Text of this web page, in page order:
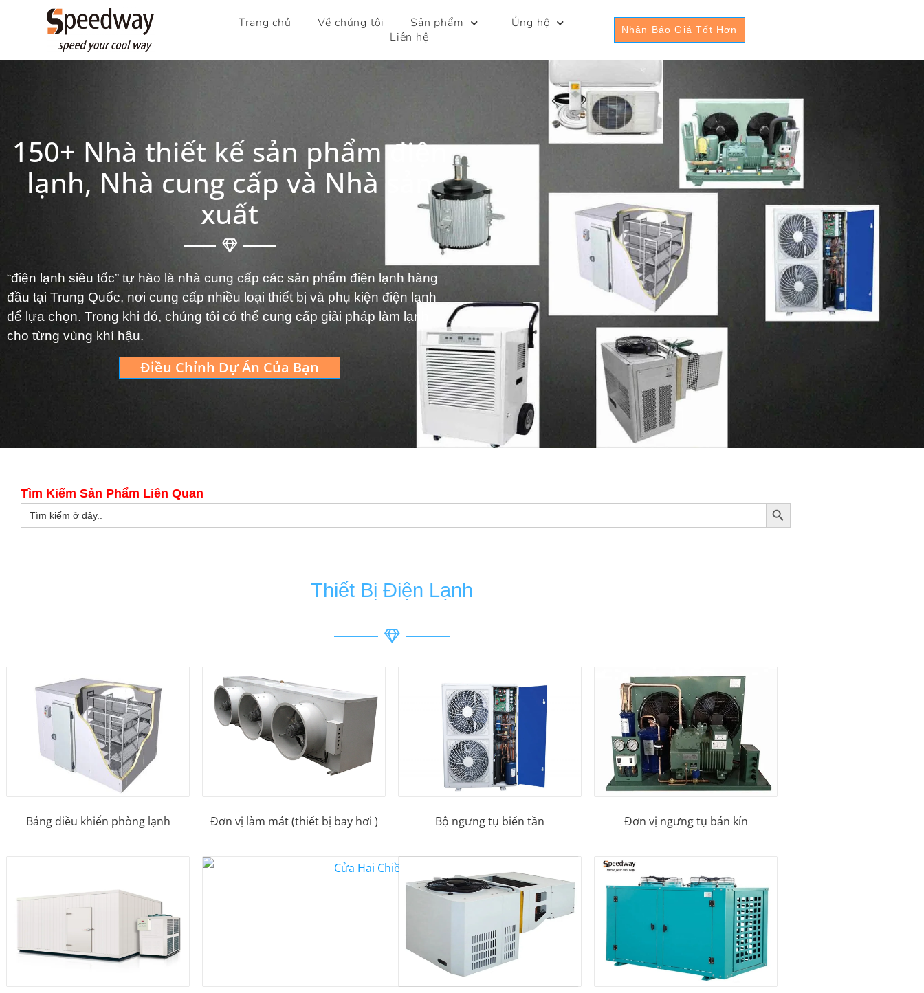
Trang chủ Về chúng tôi Sản phẩm
Ủng hộ
Liên hệ
Nhận Báo Giá Tốt Hơn
150+ Nhà thiết kế sản phẩm điện
lạnh, Nhà cung cấp và Nhà sản
xuất
“điện lạnh siêu tốc” tự hào là nhà cung cấp các sản phẩm điện lạnh hàng
đầu tại Trung Quốc, nơi cung cấp nhiều loại thiết bị và phụ kiện điện lạnh
để lựa chọn. Trong khi đó, chúng tôi có thể cung cấp giải pháp làm lạnh
cho từng vùng khí hậu.
Điều Chỉnh Dự Án Của Bạn
Tìm Kiếm Sản Phẩm Liên Quan
Tìm
kiếm:
NÚT TÌM KIẾM
Thiết Bị Điện Lạnh
Bảng điều khiển phòng lạnh Đơn vị làm mát (thiết bị bay hơi ) Bộ ngưng tụ biến tần Đơn vị ngưng tụ bán kín